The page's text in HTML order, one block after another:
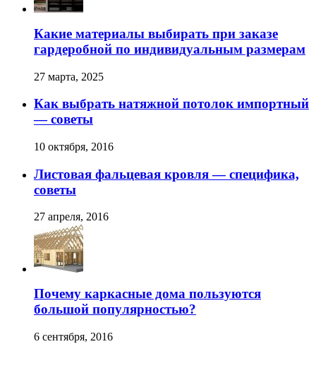
Какие материалы выбирать при заказе
гардеробной по индивидуальным размерам
27 марта, 2025
Как выбрать натяжной потолок импортный
— советы
10 октября, 2016
Листовая фальцевая кровля — специфика,
советы
27 апреля, 2016
Почему каркасные дома пользуются
большой популярностью?
6 сентября, 2016